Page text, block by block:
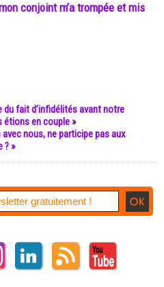
conjoint m’a trompée et mis
du fait d’infidélités avant notre
étions en couple »
avec nous, ne participe pas aux
? »